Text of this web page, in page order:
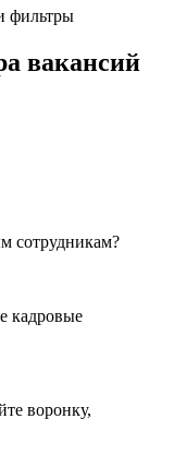
фильтры
вакансий
сотрудникам?
кадровые
воронку,